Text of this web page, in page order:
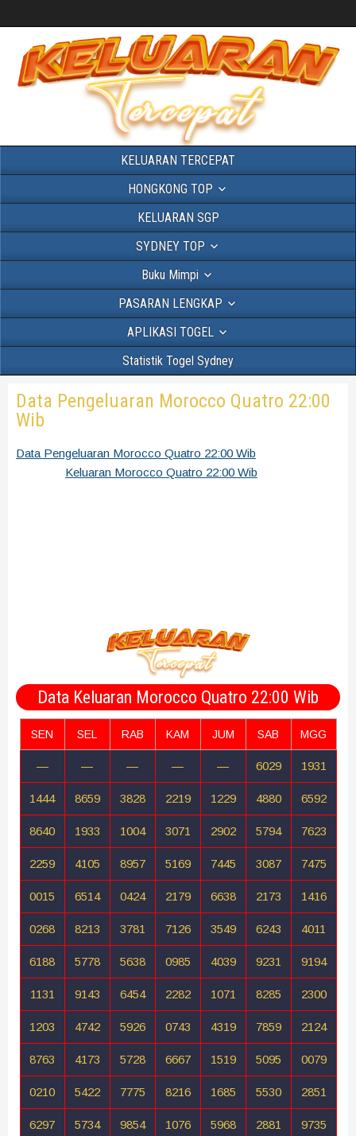
KELUARAN TERCEPAT
HONGKONG TOP
KELUARAN SGP
SYDNEY TOP
Buku Mimpi
PASARAN LENGKAP
APLIKASI TOGEL
Statistik Togel Sydney
Data Pengeluaran Morocco Quatro 22:00
Wib
Data Pengeluaran Morocco Quatro 22:00 Wib
Keluaran Morocco Quatro 22:00 Wib
Data Keluaran Morocco Quatro 22:00 Wib
SEN SEL RAB KAM JUM SAB MGG
— — — — — 6029 1931
1444 8659 3828 2219 1229 4880 6592
8640 1933 1004 3071 2902 5794 7623
2259 4105 8957 5169 7445 3087 7475
0015 6514 0424 2179 6638 2173 1416
0268 8213 3781 7126 3549 6243 4011
6188 5778 5638 0985 4039 9231 9194
1131 9143 6454 2282 1071 8285 2300
1203 4742 5926 0743 4319 7859 2124
8763 4173 5728 6667 1519 5095 0079
0210 5422 7775 8216 1685 5530 2851
6297 5734 9854 1076 5968 2881 9735